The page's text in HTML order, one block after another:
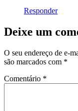
Responder
Deixe um
O seu endereço de e-
são marcados com *
Comentário *